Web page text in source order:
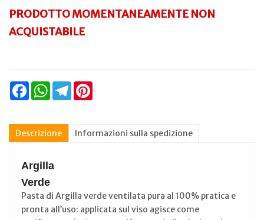
PRODOTTO MOMENTANEAMENTE NON
ACQUISTABILE
FacebookWhatsAppTelegram
Descrizione Informazioni sulla spedizione
Argilla
Verde
Pasta di Argilla verde ventilata pura al 100% pratica e
pronta all’uso: applicata sul viso agisce come